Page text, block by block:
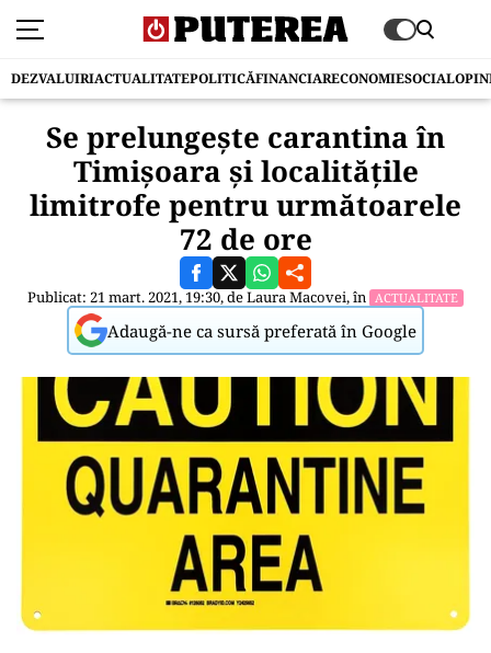
DEZVALUIRIACTUALITATEPOLITICĂFINANCIARECONOMIESOCIAL
Se prelungește carantina în
Timişoara şi localităţile
limitrofe pentru următoarele
72 de ore
Publicat: 21 mart. 2021, 19:30, deLaura Macovei, în ACTUALITATE
Adaugă-ne ca sursă preferată în Google